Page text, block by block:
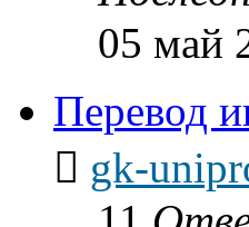
05 май
Перевод
gk-